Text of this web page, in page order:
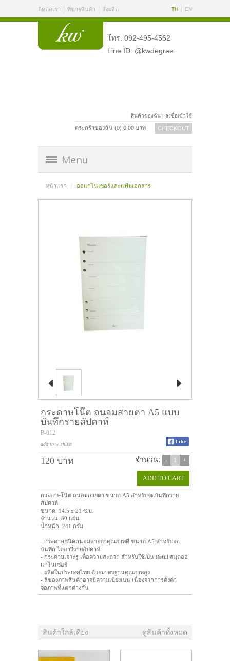
ติดต่อเรา ที่ขายสินค้า สั่งผลิต TH EN
โทร: 092-495-4562
Line ID: @kwdegree
สินค้าของฉัน | ลงชื่อเข้าใช้
ตระกร้าของฉัน (0) 0.00 บาท CHECKOUT
Menu
หน้าแรก ออแกไนเซอร์และแฟ้มเอกสาร
 
กระดาษโน๊ต ถนอมสายตา A5 แบบ
บันทึกรายสัปดาห์
P-012
add to wishlist
120 บาท จำนวน: - 1 +
ADD TO CART
กระดาษโน๊ต ถนอมสายตา ขนาด A5 สำหรับจดบันทึกราย
สัปดาห์
ขนาด: 14.5 x 21 ซ.ม.
จำนวน: 80 แผ่น
น้ำหนัก: 241 กรัม
- กระดาษชนิดถนอมสายตาคุณภาพดี ขนาด A5 สำหรับจด
บันทึก ไดอารี่รายสัปดาห์
- กระดาษเจาะรู เพื่อความสะดวก สำหรับใช้เป็น Refill สมุดออ
แกไนเซอร์
- ผลิตในประเทศไทย ด้วยมาตรฐานคุณภาพสูง
- สีของภาพสินค้าอาจมีความเบี่ยงเบน เนื่องจากการตั้งค่า
จอภาพที่แตกต่างกัน
สินค้าใกล้เคียง ดูสินค้าทั้งหมด